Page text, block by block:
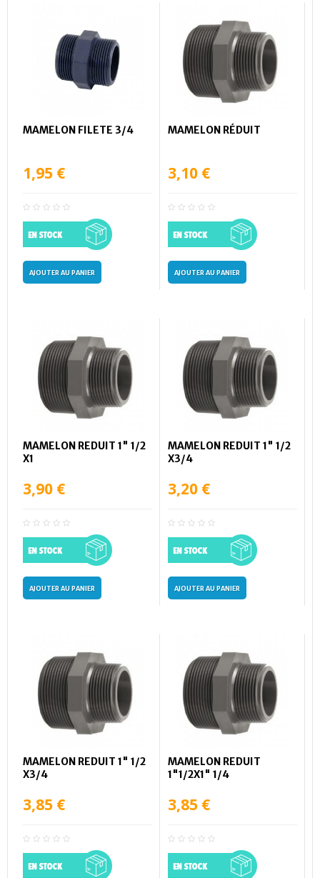
MAMELON FILETE 3/4
1,95 €
AJOUTER AU PANIER
MAMELON RÉDUIT
3,10 €
AJOUTER AU PANIER
MAMELON REDUIT 1" 1/2
X1
3,90 €
AJOUTER AU PANIER
MAMELON REDUIT 1" 1/2
X3/4
3,20 €
AJOUTER AU PANIER
MAMELON REDUIT 1" 1/2
X3/4
3,85 €
MAMELON REDUIT
1"1/2X1" 1/4
3,85 €